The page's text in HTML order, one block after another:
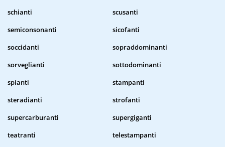
schianti
scusanti
semiconsonanti
sicofanti
soccidanti
sopraddominanti
sorveglianti
sottodominanti
spianti
stampanti
steradianti
strofanti
supercarburanti
supergiganti
teatranti
telestampanti